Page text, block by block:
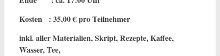
Kosten : 35,00 € pro Teilnehmer
inkl. aller Materialien, Skript, Rezepte, Kaffee,
Wasser, Tee,